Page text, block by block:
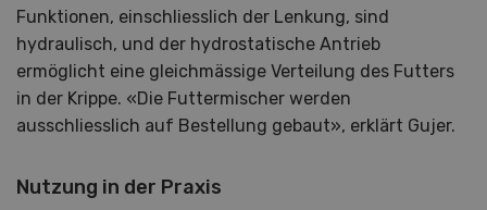
Funktionen, einschliesslich der Lenkung, sind
hydraulisch, und der hydrostatische Antrieb
ermöglicht eine gleichmässige Verteilung des Futters
in der Krippe. «Die Futtermischer werden
ausschliesslich auf Bestellung gebaut», erklärt Gujer.
Nutzung in der Praxis